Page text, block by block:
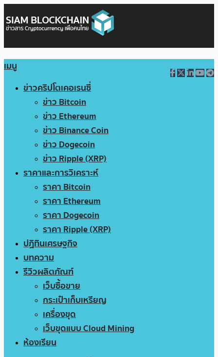
เมนู
ข่าวคริปโตเคอเรนซี่
ข่าว Bitcoin
ข่าว Ethereum
ข่าว Binance Coin
ข่าว Dogecoin
ข่าว Ripple (XRP)
ราคาและการวิเคราะห์
ราคา Bitcoin
ราคา Ethereum
ราคา Dogecoin
ราคา Ripple (XRP)
ปฏิทินเศรษฐกิจ
บทความ
รีวิวผลิตภัณฑ์
เว็บซื้อขาย
กระเป๋าเก็บเหรียญ
เครื่องขุด
เว็บขุดแบบ Cloud Mining
ห้องเรียน